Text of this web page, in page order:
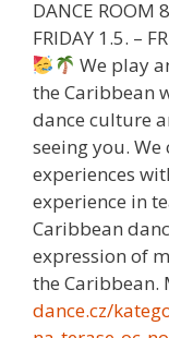
DANCE ROOM
FRIDAY 1.5. –
We play
the Caribbean
dance culture
seeing you.
experiences
experience in
Caribbean
expression of
the Caribbean.
dance.cz/